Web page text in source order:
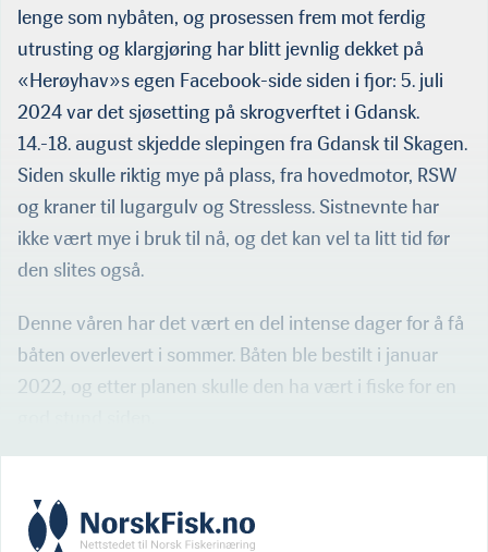
lenge som nybåten, og prosessen frem mot ferdig
utrusting og klargjøring har blitt jevnlig dekket på
«Herøyhav»s egen Facebook-side siden i fjor: 5. juli
2024 var det sjøsetting på skrogverftet i Gdansk.
14.-18. august skjedde slepingen fra Gdansk til Skagen.
Siden skulle riktig mye på plass, fra hovedmotor, RSW
og kraner til lugargulv og Stressless. Sistnevnte har
ikke vært mye i bruk til nå, og det kan vel ta litt tid før
den slites også.
Denne våren har det vært en del intense dager for å få
båten overlevert i sommer. Båten ble bestilt i januar
2022, og etter planen skulle den ha vært i fiske for en